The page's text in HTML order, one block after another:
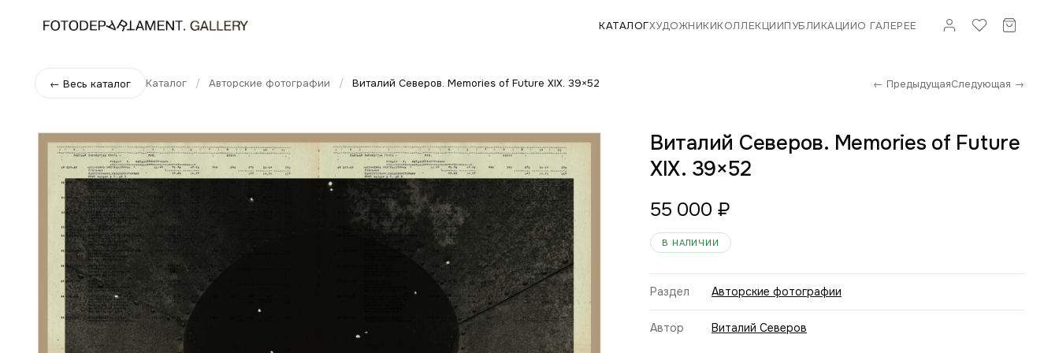
КАТАЛОГХУДОЖНИКИКОЛЛЕКЦИИПУБЛИКАЦИИО ГАЛЕРЕЕ
← Весь каталог Каталог / Авторские фотографии / Виталий Северов. Memories of Future XIX. 39×52 ← ПредыдущаяСледующая →
Виталий Северов. Memories of Future
XIX. 39×52
55 000 ₽
В НАЛИЧИИ
Раздел Авторские фотографии
Автор Виталий Северов